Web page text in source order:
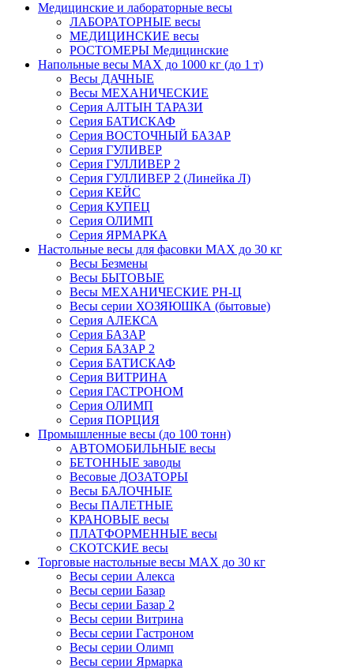
Медицинские и лабораторные весы
ЛАБОРАТОРНЫЕ весы
МЕДИЦИНСКИЕ весы
РОСТОМЕРЫ Медицинские
Напольные весы MAX до 1000 кг (до 1 т)
Весы ДАЧНЫЕ
Весы МЕХАНИЧЕСКИЕ
Серия АЛТЫН ТАРАЗИ
Серия БАТИСКАФ
Серия ВОСТОЧНЫЙ БАЗАР
Серия ГУЛИВЕР
Серия ГУЛЛИВЕР 2
Серия ГУЛЛИВЕР 2 (Линейка Л)
Серия КЕЙС
Серия КУПЕЦ
Серия ОЛИМП
Серия ЯРМАРКА
Настольные весы для фасовки MAX до 30 кг
Весы Безмены
Весы БЫТОВЫЕ
Весы МЕХАНИЧЕСКИЕ РН-Ц
Весы серии ХОЗЯЮШКА (бытовые)
Серия АЛЕКСА
Серия БАЗАР
Серия БАЗАР 2
Серия БАТИСКАФ
Серия ВИТРИНА
Серия ГАСТРОНОМ
Серия ОЛИМП
Серия ПОРЦИЯ
Промышленные весы (до 100 тонн)
АВТОМОБИЛЬНЫЕ весы
БЕТОННЫЕ заводы
Весовые ДОЗАТОРЫ
Весы БАЛОЧНЫЕ
Весы ПАЛЕТНЫЕ
КРАНОВЫЕ весы
ПЛАТФОРМЕННЫЕ весы
СКОТСКИЕ весы
Торговые настольные весы MAX до 30 кг
Весы серии Алекса
Весы серии Базар
Весы серии Базар 2
Весы серии Витрина
Весы серии Гастроном
Весы серии Олимп
Весы серии Ярмарка